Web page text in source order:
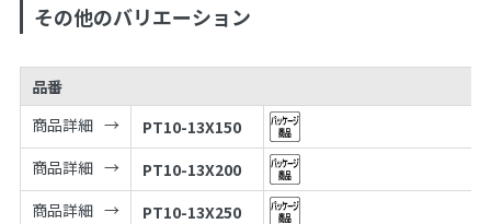
その他のバリエーション
品番
商品詳細
PT10-13X150
商品詳細
PT10-13X200
商品詳細
PT10-13X250